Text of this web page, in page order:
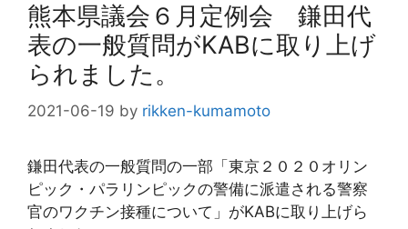
熊本県議会６月定例会 鎌田代
表の一般質問がKABに取り上げ
られました。
2021-06-19 by rikken-kumamoto
鎌田代表の一般質問の一部「東京２０２０オリン
ピック・パラリンピックの警備に派遣される警察
官のワクチン接種について」がKABに取り上げら